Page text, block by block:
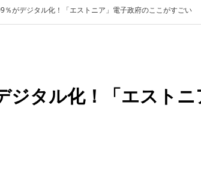
％がデジタル化！「エストニア」電子政府のここがすごい
ジタル化！「エスト